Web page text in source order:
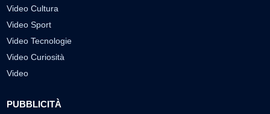
Video Cultura
Video Sport
Video Tecnologie
Video Curiosità
Video
PUBBLICITÀ